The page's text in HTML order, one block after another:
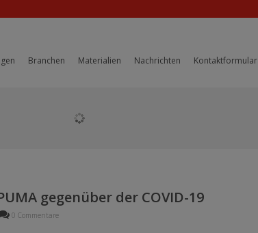
Branchen Materialien Nachrichten Kontaktformular
gegenüber der COVID-19
0 Commentare